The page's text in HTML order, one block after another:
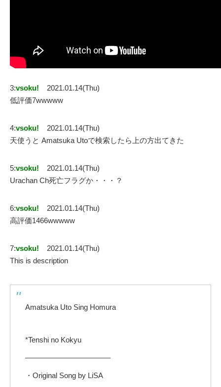
3:vsoku!
2021.01.14(Thu)
低評価7wwwww
4:vsoku!
2021.01.14(Thu)
天使うと Amatsuka Utoで検索したら上の方出てきた
5:vsoku!
2021.01.14(Thu)
Urachan Ch死亡フラグか・・・？
6:vsoku!
2021.01.14(Thu)
高評価1466wwwww
7:vsoku!
2021.01.14(Thu)
This is description
Amatsuka Uto Sing Homura
*Tenshi no Kokyu
———————————–
・Original Song by LiSA